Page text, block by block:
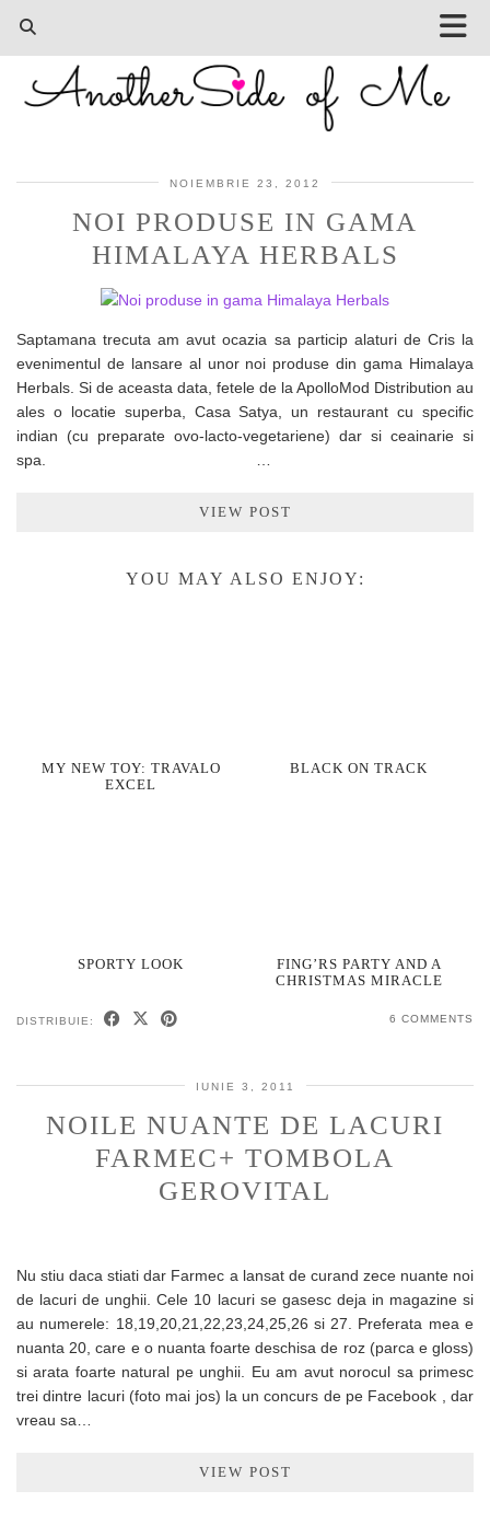
NOIEMBRIE 23, 2012
NOI PRODUSE IN GAMA
HIMALAYA HERBALS
Saptamana trecuta am avut ocazia sa particip alaturi de Cris la
evenimentul de lansare al unor noi produse din gama Himalaya
Herbals. Si de aceasta data, fetele de la ApolloMod Distribution au
ales o locatie superba, Casa Satya, un restaurant cu specific
indian (cu preparate ovo-lacto-vegetariene) dar si ceainarie si
spa. …
VIEW POST
YOU MAY ALSO ENJOY:
MY NEW TOY: TRAVALO
EXCEL
BLACK ON TRACK
SPORTY LOOK
FING’RS PARTY AND A
CHRISTMAS MIRACLE
DISTRIBUIE: 6 COMMENTS
IUNIE 3, 2011
NOILE NUANTE DE LACURI
FARMEC+ TOMBOLA
GEROVITAL
Nu stiu daca stiati dar Farmec a lansat de curand zece nuante noi
de lacuri de unghii. Cele 10 lacuri se gasesc deja in magazine si
au numerele: 18,19,20,21,22,23,24,25,26 si 27. Preferata mea e
nuanta 20, care e o nuanta foarte deschisa de roz (parca e gloss)
si arata foarte natural pe unghii. Eu am avut norocul sa primesc
trei dintre lacuri (foto mai jos) la un concurs de pe Facebook , dar
vreau sa…
VIEW POST